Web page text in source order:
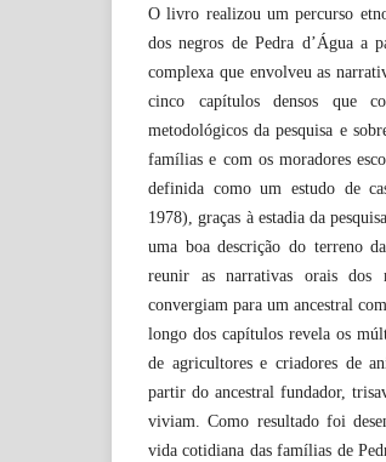
O livro realizou um percurso
dos negros de Pedra d’Água a
complexa que envolveu as
cinco capítulos densos que
metodológicos da pesquisa e
famílias e com os moradores
definida como um estudo de
1978), graças à estadia da
uma boa descrição do terreno
reunir as narrativas orais dos
convergiam para um ancestral
longo dos capítulos revela os
de agricultores e criadores de
partir do ancestral fundador,
viviam. Como resultado foi
vida cotidiana das famílias de